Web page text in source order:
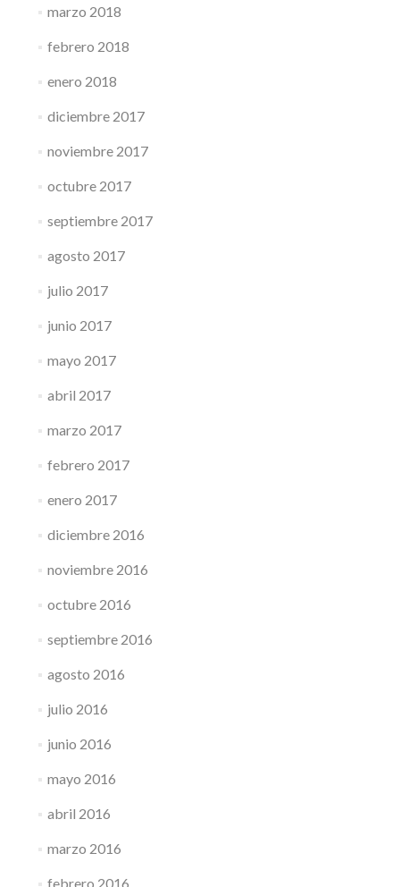
marzo 2018
febrero 2018
enero 2018
diciembre 2017
noviembre 2017
octubre 2017
septiembre 2017
agosto 2017
julio 2017
junio 2017
mayo 2017
abril 2017
marzo 2017
febrero 2017
enero 2017
diciembre 2016
noviembre 2016
octubre 2016
septiembre 2016
agosto 2016
julio 2016
junio 2016
mayo 2016
abril 2016
marzo 2016
febrero 2016